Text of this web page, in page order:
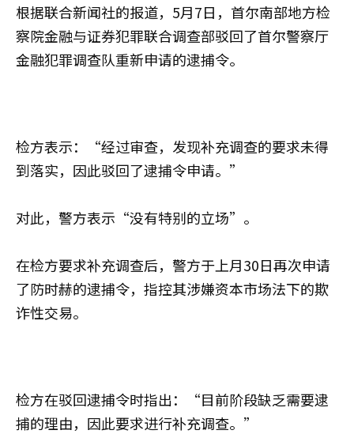
根据联合新闻社的报道，5月7日，首尔南部地方检
察院金融与证券犯罪联合调查部驳回了首尔警察厅
金融犯罪调查队重新申请的逮捕令。
检方表示：“经过审查，发现补充调查的要求未得
到落实，因此驳回了逮捕令申请。”
对此，警方表示“没有特别的立场”。
在检方要求补充调查后，警方于上月30日再次申请
了防时赫的逮捕令，指控其涉嫌资本市场法下的欺
诈性交易。
检方在驳回逮捕令时指出：“目前阶段缺乏需要逮
捕的理由，因此要求进行补充调查。”